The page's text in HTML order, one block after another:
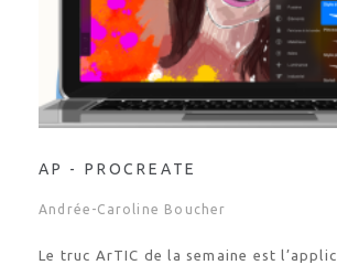
AP - PROCREATE
Andrée-Caroline Boucher
Le truc ArTIC de la semaine est